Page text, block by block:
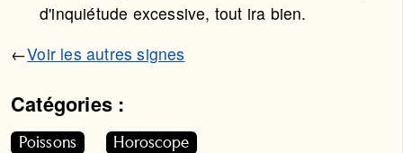
d'inquiétude excessive, tout ira bien.
←Voir les autres signes
Catégories :
Cet article appartient aux catégories suivantes. Vous
Poissons Horoscope